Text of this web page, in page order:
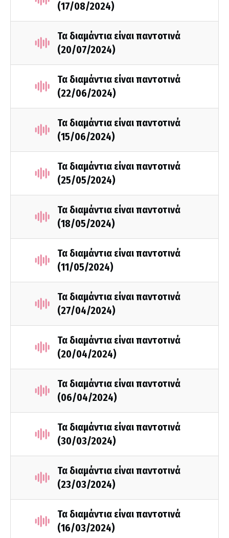
(17/08/2024)
Τα διαμάντια είναι παντοτινά
(20/07/2024)
Τα διαμάντια είναι παντοτινά
(22/06/2024)
Τα διαμάντια είναι παντοτινά
(15/06/2024)
Τα διαμάντια είναι παντοτινά
(25/05/2024)
Τα διαμάντια είναι παντοτινά
(18/05/2024)
Τα διαμάντια είναι παντοτινά
(11/05/2024)
Τα διαμάντια είναι παντοτινά
(27/04/2024)
Τα διαμάντια είναι παντοτινά
(20/04/2024)
Τα διαμάντια είναι παντοτινά
(06/04/2024)
Τα διαμάντια είναι παντοτινά
(30/03/2024)
Τα διαμάντια είναι παντοτινά
(23/03/2024)
Τα διαμάντια είναι παντοτινά
(16/03/2024)